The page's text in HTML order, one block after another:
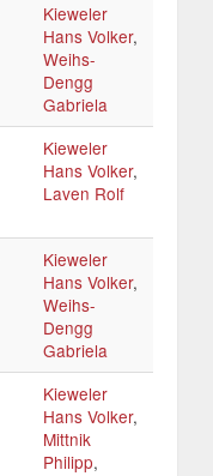
Kieweler
Hans Volker,
Weihs-
Dengg
Gabriela
Kieweler
Hans Volker,
Laven Rolf
Kieweler
Hans Volker,
Weihs-
Dengg
Gabriela
Kieweler
Hans Volker,
Mittnik
Philipp,